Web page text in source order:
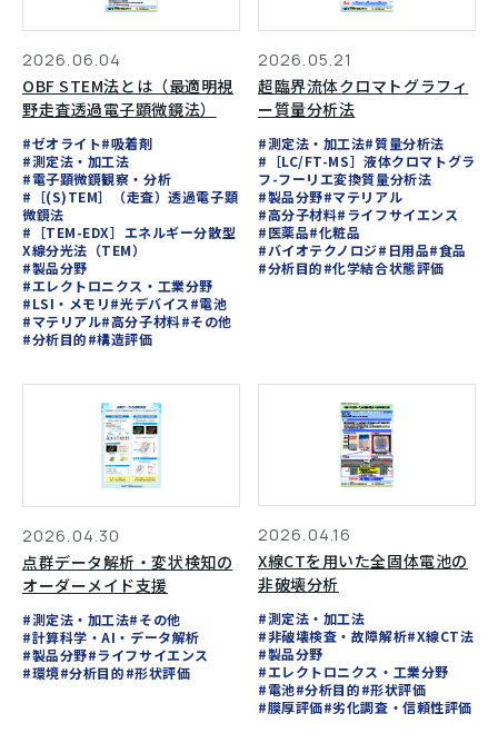
2026.06.04
OBF STEM法とは（最適明視
野走査透過電子顕微鏡法）
#ゼオライト#吸着剤
#測定法・加工法
#電子顕微鏡観察・分析
#［(S)TEM］（走査）透過電子顕
微鏡法
#［TEM-EDX］エネルギー分散型
X線分光法（TEM）
#製品分野
#エレクトロニクス・工業分野
#LSI・メモリ#光デバイス#電池
#マテリアル#高分子材料#その他
#分析目的#構造評価
2026.05.21
超臨界流体クロマトグラフィ
ー質量分析法
#測定法・加工法#質量分析法
#［LC/FT-MS］液体クロマトグラ
フ-フーリエ変換質量分析法
#製品分野#マテリアル
#高分子材料#ライフサイエンス
#医薬品#化粧品
#バイオテクノロジ#日用品#食品
#分析目的#化学結合状態評価
2026.04.30
点群データ解析・変状検知の
オーダーメイド支援
#測定法・加工法#その他
#計算科学・AI・データ解析
#製品分野#ライフサイエンス
#環境#分析目的#形状評価
2026.04.16
X線CTを用いた全固体電池の
非破壊分析
#測定法・加工法
#非破壊検査・故障解析#X線CT法
#製品分野
#エレクトロニクス・工業分野
#電池#分析目的#形状評価
#膜厚評価#劣化調査・信頼性評価